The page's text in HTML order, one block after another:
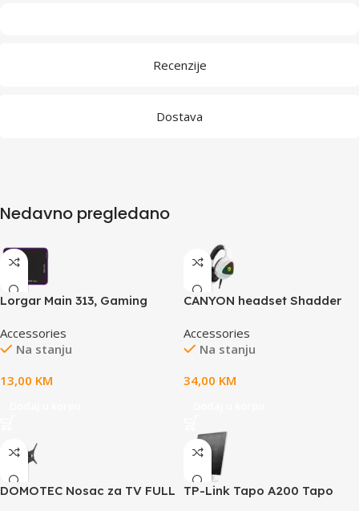
Recenzije
Dostava
Nedavno pregledano
Lorgar Main 313, Gaming
surface, Purple anti-slip
rubber base, size: 360mm x
0.195kg
Accessories
Na stanju
13,00 KM
CANYON headset Shadder
Accessories
Na stanju
34,00 KM
DOMOTEC Nosac za TV FULL
TP-Link Tapo A200 Tapo